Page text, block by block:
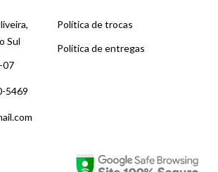
Sul
07
5469
Política de trocas
Política de entregas